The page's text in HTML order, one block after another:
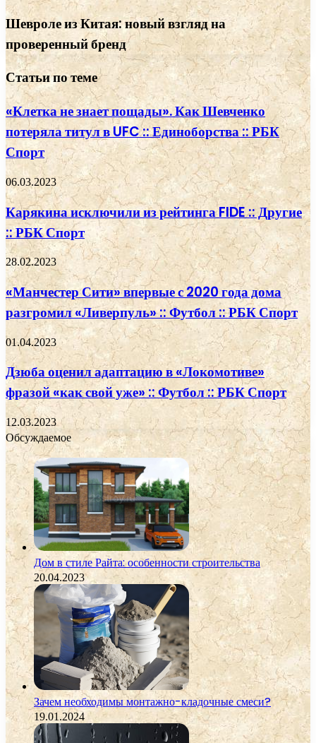
Шевроле из Китая: новый взгляд на
проверенный бренд
Статьи по теме
«Клетка не знает пощады». Как Шевченко
потеряла титул в UFC :: Единоборства :: РБК
Спорт
06.03.2023
Карякина исключили из рейтинга FIDE :: Другие
:: РБК Спорт
28.02.2023
«Манчестер Сити» впервые с 2020 года дома
разгромил «Ливерпуль» :: Футбол :: РБК Спорт
01.04.2023
Дзюба оценил адаптацию в «Локомотиве»
фразой «как свой уже» :: Футбол :: РБК Спорт
12.03.2023
Обсуждаемое
Дом в стиле Райта: особенности строительства
20.04.2023
Зачем необходимы монтажно-кладочные смеси?
19.01.2024